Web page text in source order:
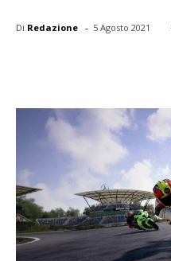
Di Redazione - 5 Agosto 2021